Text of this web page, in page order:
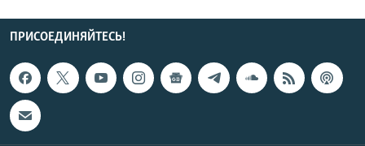
ПРИСОЕДИНЯЙТЕСЬ!